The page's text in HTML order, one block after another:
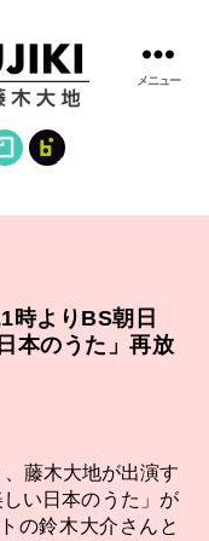
note fanclub
メニュー
時よりBS朝日
本のうた」再放
藤木大地が出演す
い日本のうた」が
の鈴木大介さんと